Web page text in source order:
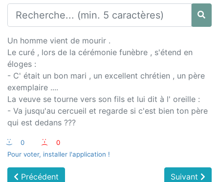
Un homme vient de mourir .
Le curé , lors de la cérémonie funèbre , s'étend en
éloges :
- C' était un bon mari , un excellent chrétien , un père
exemplaire ....
La veuve se tourne vers son fils et lui dit à l' oreille :
- Va jusqu'au cercueil et regarde si c'est bien ton père
qui est dedans ???
:-) 0 :-(
0
Pour voter, installer l'application !
Précédent Suivant